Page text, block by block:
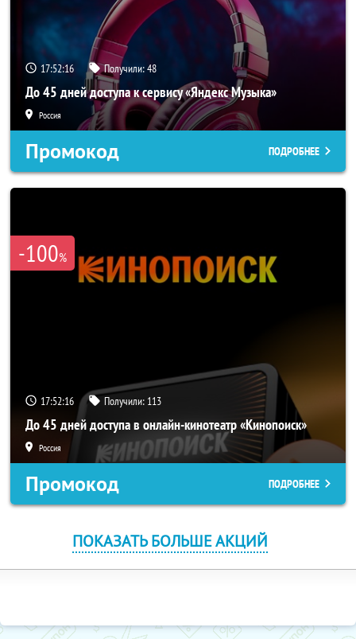
17:52:15 Получили:48
До 45 дней доступа к сервису «Яндекс Музыка»
Россия
Промокод ПОДРОБНЕЕ
-100%
17:52:15 Получили: 113
До 45 дней доступа в онлайн-кинотеатр «Кинопоиск»
Россия
Промокод ПОДРОБНЕЕ
ПОКАЗАТЬ БОЛЬШЕ АКЦИЙ